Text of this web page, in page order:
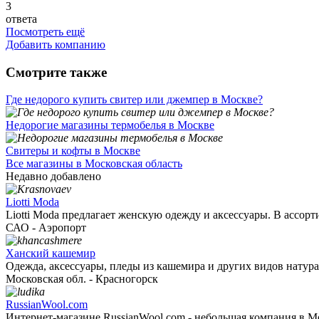
3
ответа
Посмотреть ещё
Добавить компанию
Смотрите также
Где недорого купить свитер или джемпер в Москве?
Недорогие магазины термобелья в Москве
Свитеры и кофты в Москве
Все магазины в Московская область
Недавно добавлено
Liotti Moda
Liotti Moda предлагает женскую одежду и аксессуары. В
САО - Аэропорт
Ханский кашемир
Одежда, аксессуары, пледы из кашемира и других видов
Московская обл. - Красногорск
RussianWool.com